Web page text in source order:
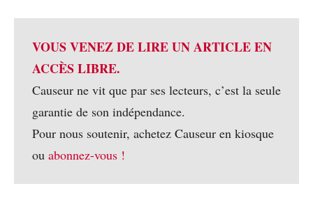
VOUS VENEZ DE LIRE UN ARTICLE EN
ACCÈS LIBRE.
Causeur ne vit que par ses lecteurs, c’est la seule
garantie de son indépendance.
Pour nous soutenir, achetez Causeur en kiosque
ou abonnez-vous !